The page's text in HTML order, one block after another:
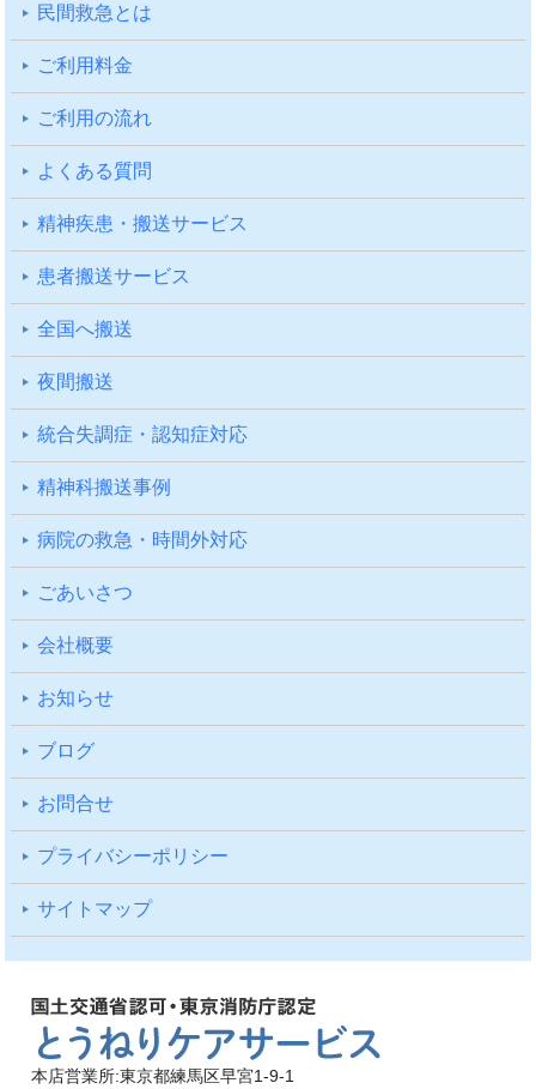
⺠間救急とは
ご利⽤料⾦
ご利⽤の流れ
よくある質問
精神疾患・搬送サービス
患者搬送サービス
全国へ搬送
夜間搬送
統合失調症・認知症対応
精神科搬送事例
病院の救急・時間外対応
ごあいさつ
会社概要
お知らせ
ブログ
お問合せ
プライバシーポリシー
サイトマップ
本店営業所:東京都練馬区早宮1-9-1